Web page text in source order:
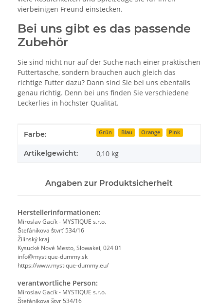
vierbeinigen Freund einstecken.
Bei uns gibt es das passende
Zubehör
Sie sind nicht nur auf der Suche nach einer praktischen
Futtertasche, sondern brauchen auch gleich das
richtige Futter dazu? Dann sind Sie bei uns ebenfalls
genau richtig. Denn bei uns finden Sie verschiedene
Leckerlies in höchster Qualität.
Produkteigenschaft
Wert
Farbe: Grün Blau Orange Pink
Artikelgewicht: 0,10 kg
Angaben zur Produktsicherheit
Herstellerinformationen:
Miroslav Gacík - MYSTIQUE s.r.o.
Štefánikova štvrť 534/16
Žilinský kraj
Kysucké Nové Mesto, Slowakei, 024 01
info@mystique-dummy.sk
https://www.mystique-dummy.eu/
verantwortliche Person:
Miroslav Gacík - MYSTIQUE s.r.o.
Štefánikova štvr 534/16